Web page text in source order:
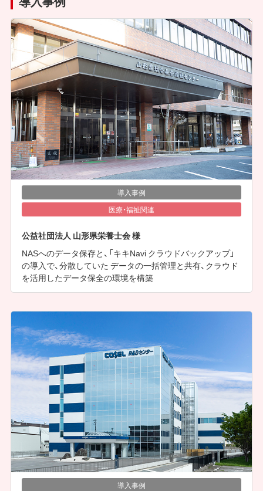
導入事例
医療・福祉関連
公益社団法人 山形県栄養士会 様
NASへのデータ保存と、「キキNavi クラウドバックアップ」
の導入で、分散していた データの一括管理と共有、クラウド
を活用したデータ保全の環境を構築
導入事例